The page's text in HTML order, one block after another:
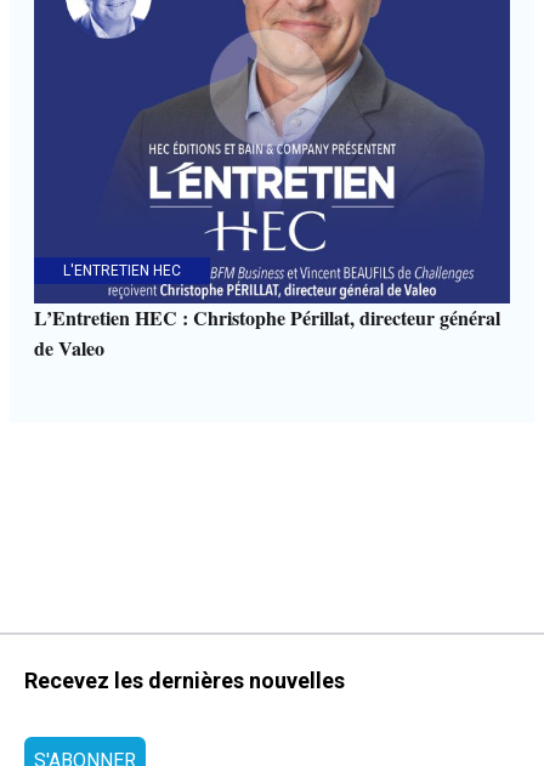
L'ENTRETIEN HEC
L’Entretien HEC : Christophe Périllat, directeur général
de Valeo
Recevez les dernières nouvelles